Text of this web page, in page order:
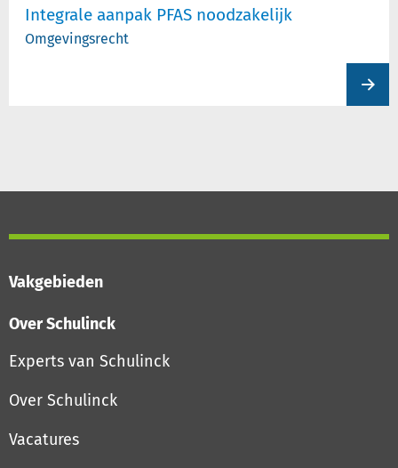
Integrale aanpak PFAS noodzakelijk
Omgevingsrecht
Vakgebieden
Over Schulinck
Experts van Schulinck
Over Schulinck
Vacatures